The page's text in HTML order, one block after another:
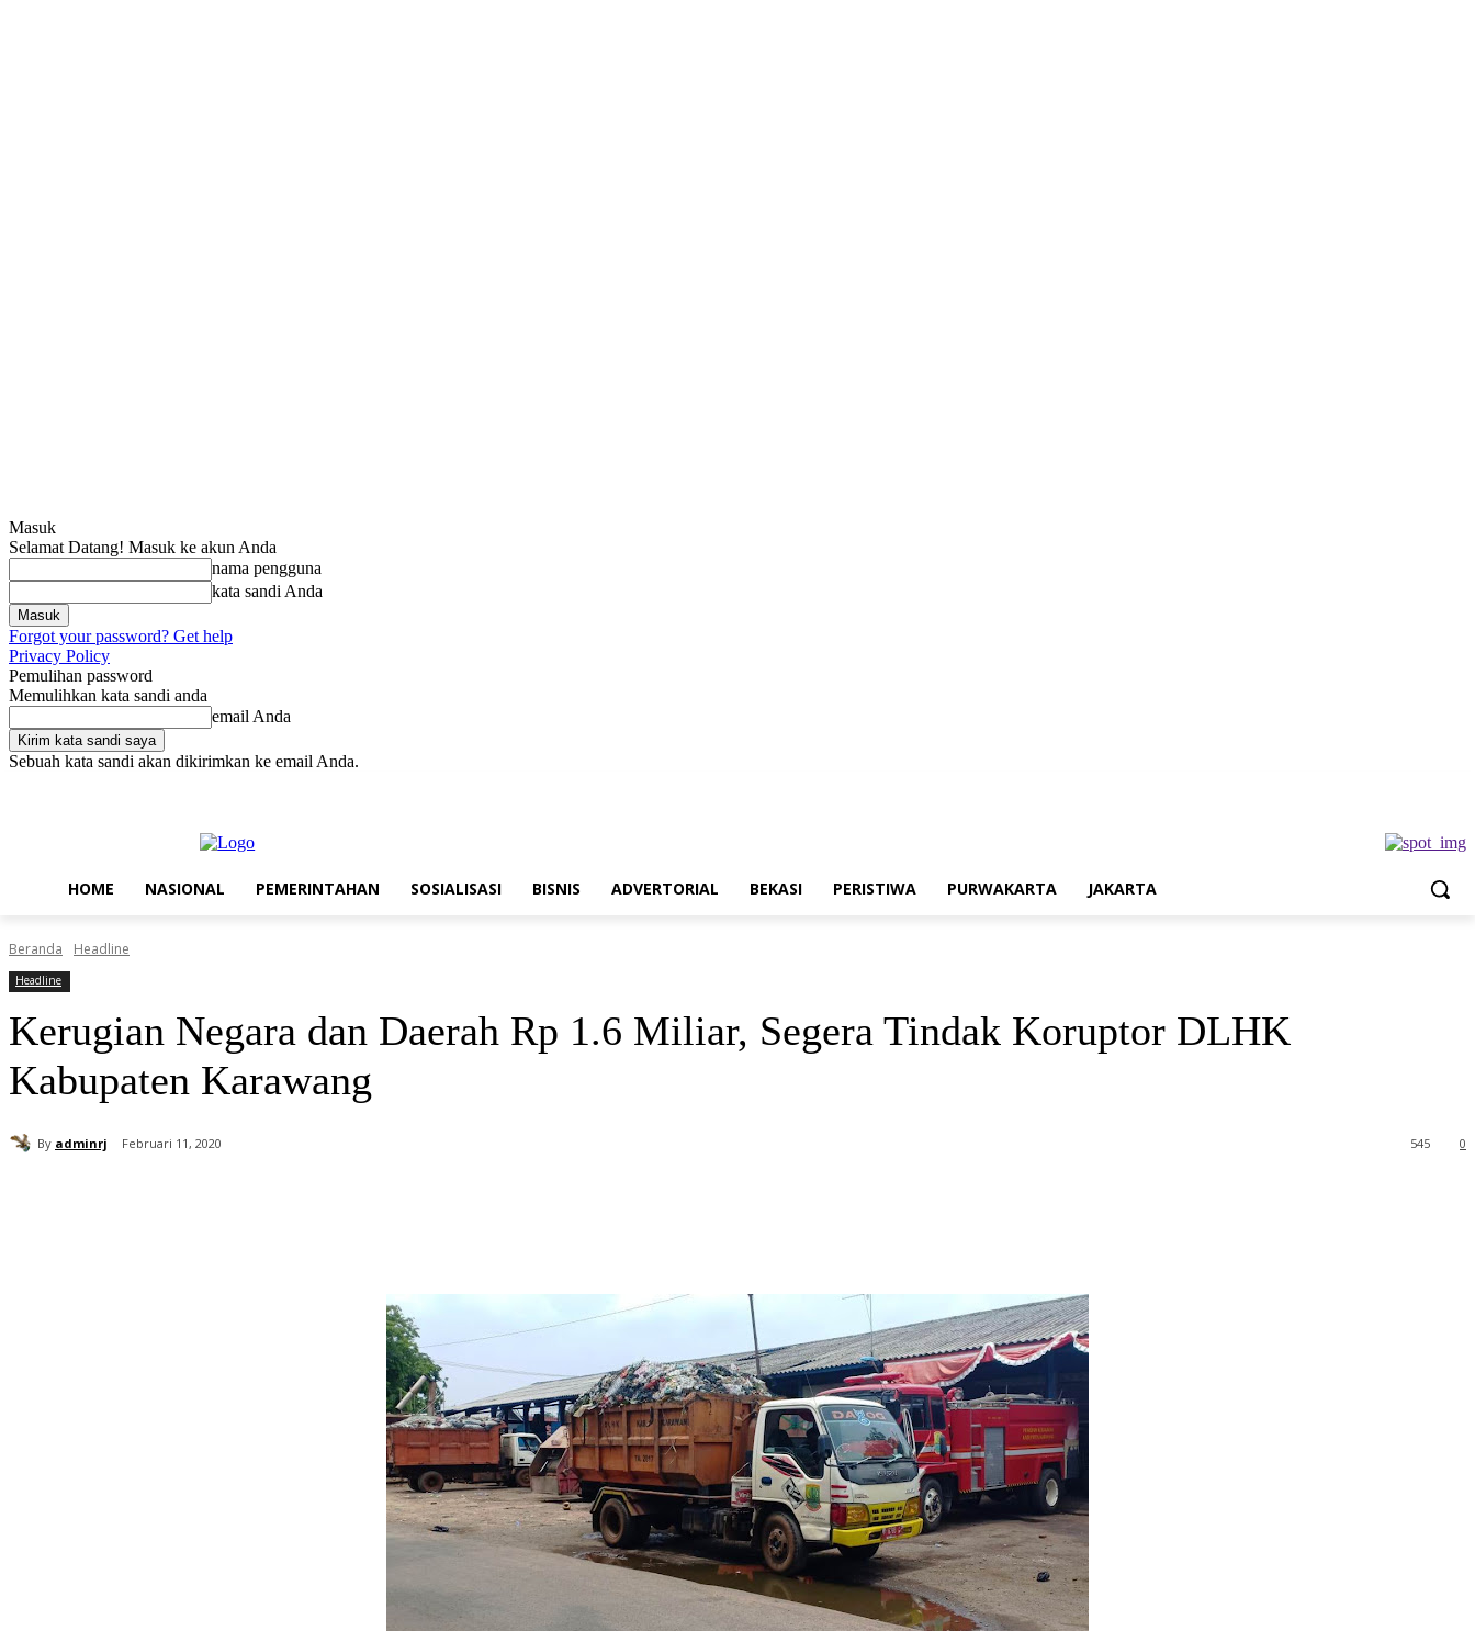
Masuk
Selamat Datang! Masuk ke akun Anda
nama pengguna
kata sandi Anda
Forgot your password? Get help
Privacy Policy
Pemulihan password
Memulihkan kata sandi anda
email Anda
Sebuah kata sandi akan dikirimkan ke email Anda.
HOME NASIONAL PEMERINTAHAN SOSIALISASI BISNIS ADVERTORIAL BEKASI PERISTIWA PURWAKARTA JAKARTA
Beranda Headline
Headline
Kerugian Negara dan Daerah Rp 1.6 Miliar, Segera Tindak Koruptor DLHK
Kabupaten Karawang
By adminrj Februari 11, 2020 0
545